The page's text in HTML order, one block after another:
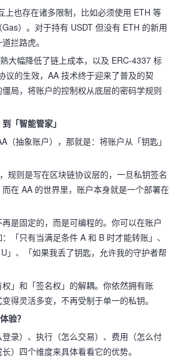
上也存在诸多限制，比如必须使用 ETH 等
）。对于持有 USDT 但没有 ETH 的新用
拦路虎。
大幅降低了链上成本，以及 ERC-4337 标
议的生效，AA 技术终于迎来了普及的契
局，将账户的控制权从底层的密码学规则
「智能管家」
（抽象账户），那就是：将账户从「钥匙」
规则是写在区块链协议层的，一旦私钥签名
在 AA 的世界里，账户本身就是一个部署在
是固定的，而是可编程的。你可以在账户
「只有当满足条件 A 和 B 时才能转账」、
U」、「如果我丢了钥匙，允许我的守护者帮
」和「签名权」的解耦。你依然拥有账
得灵活多变，不再受制于单一的私钥。
验？
录）、执行（怎么交易）、费用（怎么付
）四个维度来具体看看它的优势。